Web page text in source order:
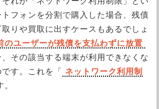
トフォンを分割で購入した場合、残債
りや買取に出すケースもあるでしょ
のユーザーが残債を支払わずに放置
、その該当する端末が利用できなくな
す。これを「
ネットワーク利用制